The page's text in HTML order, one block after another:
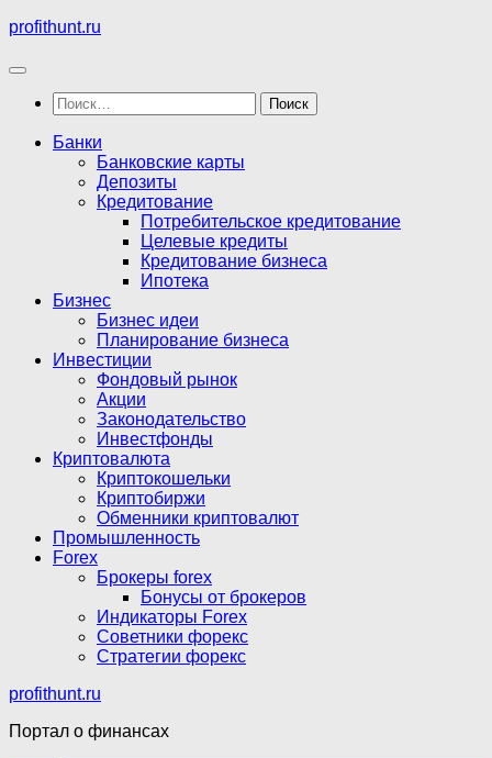
Перейти
содержимому
profithunt.ru
Найти:
Банки
Банковские карты
Депозиты
Кредитование
Потребительское кредитование
Целевые кредиты
Кредитование бизнеса
Ипотека
Бизнес
Бизнес идеи
Планирование бизнеса
Инвестиции
Фондовый рынок
Акции
Законодательство
Инвестфонды
Криптовалюта
Криптокошельки
Криптобиржи
Обменники криптовалют
Промышленность
Forex
Брокеры forex
Бонусы от брокеров
Индикаторы Forex
Советники форекс
Стратегии форекс
profithunt.ru
Портал о финансах